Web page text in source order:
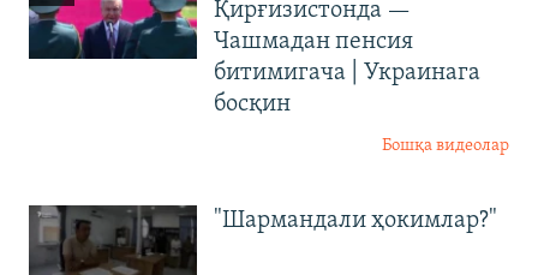
Қирғизистонда —
Чашмадан пенсия
битимигача | Украинага
босқин
Бошқа видеолар
"Шармандали ҳокимлар?"